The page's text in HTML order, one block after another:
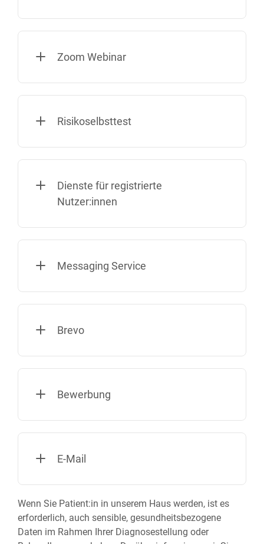
Zoom Webinar
Risikoselbsttest
Dienste für registrierte
Nutzer:innen
Messaging Service
Brevo
Bewerbung
E-Mail
Wenn Sie Patient:in in unserem Haus werden, ist es
erforderlich, auch sensible, gesundheitsbezogene
Daten im Rahmen Ihrer Diagnosestellung oder